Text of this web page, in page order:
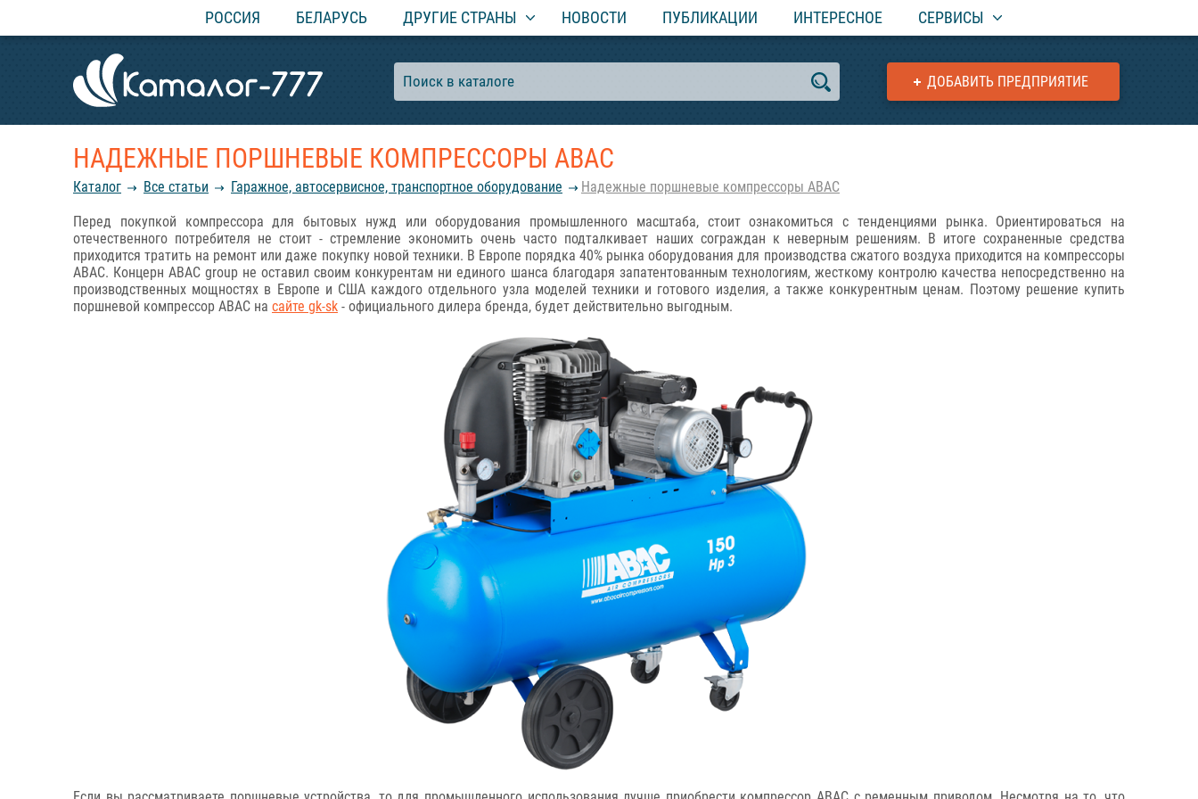
РОССИЯ БЕЛАРУСЬ ДРУГИЕ СТРАНЫ НОВОСТИ ПУБЛИКАЦИИ ИНТЕРЕСНОЕ СЕРВИСЫ
ДОБАВИТЬ ПРЕДПРИЯТИЕ
НАДЕЖНЫЕ ПОРШНЕВЫЕ КОМПРЕССОРЫ ABAC
Каталог Все статьи Гаражное, автосервисное, транспортное оборудование Надежные поршневые компрессоры ABAC
Перед покупкой компрессора для бытовых нужд или оборудования промышленного масштаба, стоит ознакомиться с тенденциями рынка. Ориентироваться на
отечественного потребителя не стоит - стремление экономить очень часто подталкивает наших сограждан к неверным решениям. В итоге сохраненные средства
приходится тратить на ремонт или даже покупку новой техники. В Европе порядка 40% рынка оборудования для производства сжатого воздуха приходится на компрессоры
ABAC. Концерн ABAC group не оставил своим конкурентам ни единого шанса благодаря запатентованным технологиям, жесткому контролю качества непосредственно на
производственных мощностях в Европе и США каждого отдельного узла моделей техники и готового изделия, а также конкурентным ценам. Поэтому решение купить
поршневой компрессор ABAC на сайте gk-sk - официального дилера бренда, будет действительно выгодным.